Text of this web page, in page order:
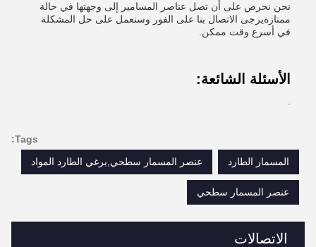
الاتصالات
نحن نحرص على أن تصل عناصر المسامير إلى وجهتها في حالة
ممتازةيرجى الاتصال بنا على الفور وسنعمل على حل المشكلة
في أسرع وقت ممكن.
الأسئلة الشائعة:
Tags:
المسمار الطارد
عنصر المسمار سطحي,برغي الطارد المواد
عنصر المسمار سطحي